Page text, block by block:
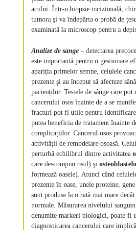
acului. Într-o biopsie incizională,
tumora şi va îndepărta o probă de
examinată la microscop pentru a
Analize de sange– detectarea
este importantă pentru o gestionare
apariția primelor semne, celulele
prezente și au început să afecteze
pacienților. Testele de sânge care pot
cancerului osos înainte de a se
fracturi pot fi utile pentru
putea beneficia de tratament înainte
complicațiilor. Cancerul osos
activității de remodelare osoasă.
perturbă echilibrul dintre activitatea
care descompun osul) şi
formează oasele). Atunci când
prezente în oase, unele proteine,
sunt produse la o rată mai mare
normale. Măsurarea nivelului sanguin
denumite markeri biologici, poate fi
diagnosticarea cancerului care